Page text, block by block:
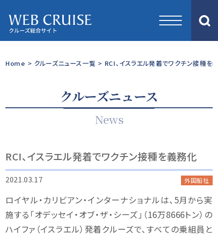
Home > クルーズニュース一覧 > RCI、イスラエル発着でワクチン接種を
クルーズニュース
News
RCI、イスラエル発着でワクチン接種を義務化
2021.03.17 外国船社
ロイヤル・カリビアン・インターナショナルは、5月から実
施する「オデッセイ・オブ・ザ・シーズ」（16万8666トン）の
ハイファ（イスラエル）発着クルーズで、すべての乗組員と